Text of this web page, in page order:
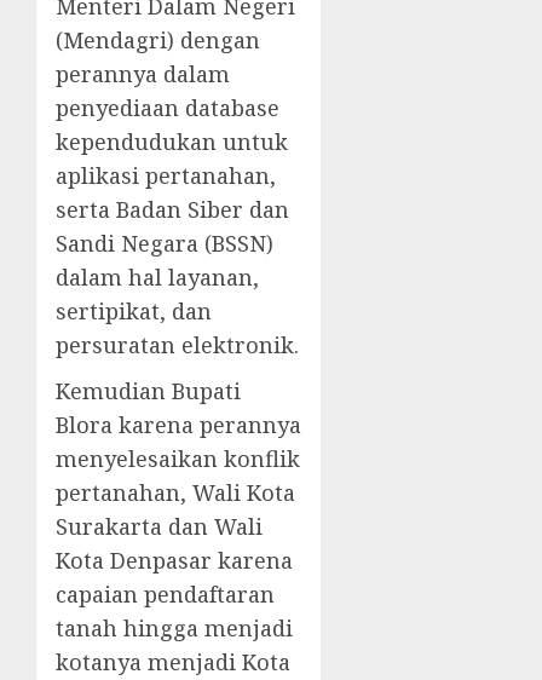
Menteri Dalam Negeri
(Mendagri) dengan
perannya dalam
penyediaan database
kependudukan untuk
aplikasi pertanahan,
serta Badan Siber dan
Sandi Negara (BSSN)
dalam hal layanan,
sertipikat, dan
persuratan elektronik.
Kemudian Bupati
Blora karena perannya
menyelesaikan konflik
pertanahan, Wali Kota
Surakarta dan Wali
Kota Denpasar karena
capaian pendaftaran
tanah hingga menjadi
kotanya menjadi Kota